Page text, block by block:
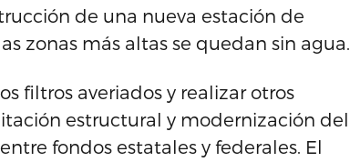
de una nueva estación de
zonas más altas se quedan sin agua.
filtros averiados y realizar otros
estructural y modernización del
fondos estatales y federales. El